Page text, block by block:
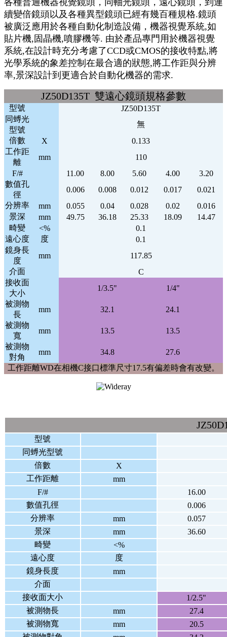
各種普通機器視覺鏡頭，同軸光鏡頭，遠心鏡頭，到連
續變倍鏡頭以及各種異型鏡頭已經有幾百種規格.鏡頭
被廣泛應用於各種自動化制造設備，機器視覺系統,如
貼片機,固晶機,噴膠機等. 由於產品專門用於機器視覺
系統,在設計時充分考慮了CCD或CMOS的接收特點,將
光學系統的象差控制在最合適的狀態,將工作距與分辨
率,景深設計到更適合於自動化機器的需求.
JZ50D135T 雙遠心鏡頭規格參數
型號
JZ50D135T
同䗚光
型號
無
倍數
X
0.133
工作距
離
mm
110
F/#
11.00 8.00 5.60 4.00
3.20
數值孔
徑
0.006 0.008 0.012 0.017
0.021
分辨率
mm 0.055 0.04 0.028 0.02
0.016
景深
mm 49.75 36.18 25.33 18.09
14.47
畸變
<%
0.1
遠心度
度
0.1
鏡身長
度
mm
117.85
介面
C
接收面
大小
1/3.5"
1/4"
被測物
長
mm 32.1
24.1
被測物
寬
mm 13.5
13.5
被測物
對角
mm 34.8
27.6
工作距離WD在相機C接口標準尺寸17.5有偏差時會有改變。
型號
同䗚光型號
倍數
X
工作距離
mm
F/#
16.00
數值孔徑
0.006
分辨率
mm
0.057
景深
mm
36.60
畸變
<%
遠心度
度
鏡身長度
mm
介面
接收面大小
1/2.5"
被測物長
mm
27.4
被測物寬
mm
20.5